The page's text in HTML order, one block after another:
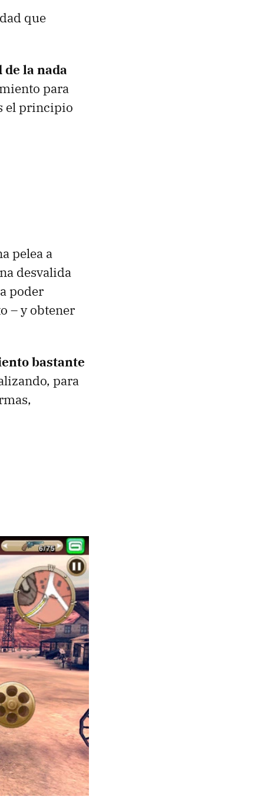
que
de la nada
para
el principio
pelea a
desvalida
poder
– y obtener
bastante
para